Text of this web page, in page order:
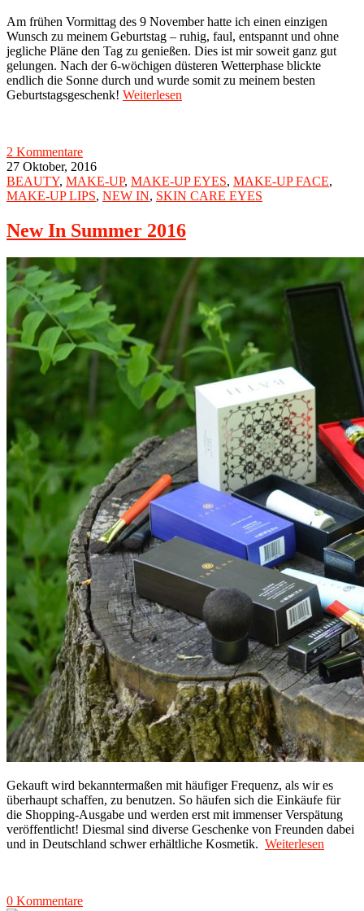
Am frühen Vormittag des 9 November hatte ich einen einzigen
Wunsch zu meinem Geburtstag – ruhig, faul, entspannt und ohne
jegliche Pläne den Tag zu genießen. Dies ist mir soweit ganz gut
gelungen. Nach der 6-wöchigen düsteren Wetterphase blickte
endlich die Sonne durch und wurde somit zu meinem besten
Geburtstagsgeschenk! Weiterlesen
2 Kommentare
27 Oktober, 2016
BEAUTY, MAKE-UP, MAKE-UP EYES, MAKE-UP FACE,
MAKE-UP LIPS, NEW IN, SKIN CARE EYES
New In Summer 2016
Gekauft wird bekanntermaßen mit häufiger Frequenz, als wir es
überhaupt schaffen, zu benutzen. So häufen sich die Einkäufe für
die Shopping-Ausgabe und werden erst mit immenser Verspätung
veröffentlicht! Diesmal sind diverse Geschenke von Freunden dabei
und in Deutschland schwer erhältliche Kosmetik. Weiterlesen
0 Kommentare